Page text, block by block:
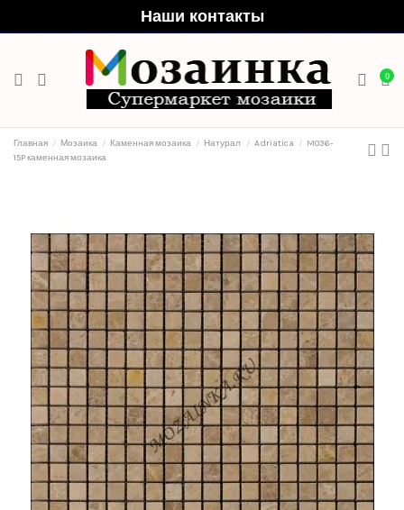
Наши контакты
0
Главная Мозаика Каменная мозаика Натурал Adriatica
M036-
15P каменная мозаика